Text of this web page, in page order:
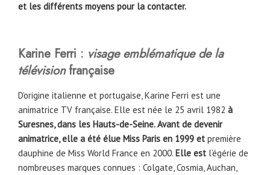
et les différents moyens pour la contacter.
Karine Ferri : visage emblématique de la
télévisionfrançaise
D’origine italienne et portugaise, Karine Ferri est une
animatrice TV française. Elle est née le 25 avril 1982 à
Suresnes, dans les Hauts-de-Seine. Avant de devenir
animatrice, elle a été élue Miss Paris en 1999 et première
dauphine de Miss World France en 2000. Elle est l’égérie de
nombreuses marques connues : Colgate, Cosmia, Auchan,